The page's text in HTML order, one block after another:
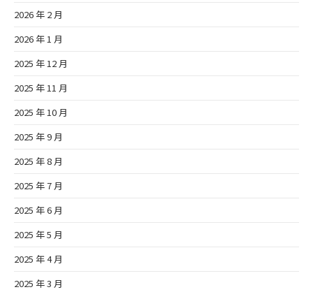
2026 年 2 月
2026 年 1 月
2025 年 12 月
2025 年 11 月
2025 年 10 月
2025 年 9 月
2025 年 8 月
2025 年 7 月
2025 年 6 月
2025 年 5 月
2025 年 4 月
2025 年 3 月